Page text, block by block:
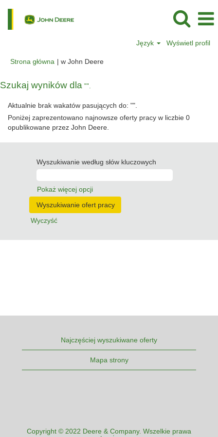
Język Wyświetl profil
Strona główna | w John Deere(bieżąca
Szukaj wyników dla "".
Aktualnie brak wakatów pasujących do: "".
Poniżej zaprezentowano najnowsze oferty pracy w liczbie 0
opublikowane przez John Deere.
Wyszukiwanie według słów kluczowych
Pokaż więcej opcji
Wyczyść
Najczęściej wyszukiwane oferty
Mapa strony
Copyright © 2022 Deere & Company. Wszelkie prawa